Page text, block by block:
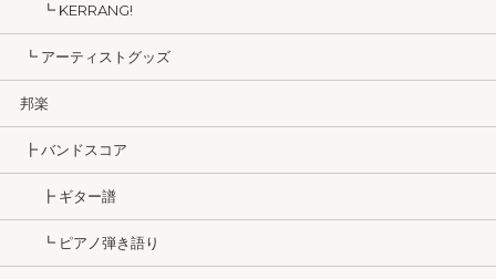
┗ KERRANG!
┗ アーティストグッズ
邦楽
┣ バンドスコア
┣ ギター譜
┗ ピアノ弾き語り